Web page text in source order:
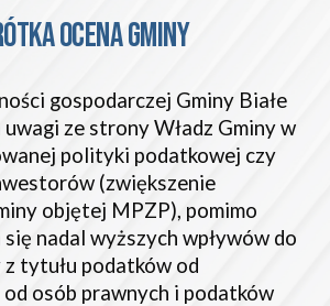
OCENA GMINY
gospodarczej Gminy Białe
uwagi ze strony Władz Gminy w
polityki podatkowej czy
(zwiększenie
objętej MPZP), pomimo
nadal wyższych wpływów do
tytułu podatków od
osób prawnych i podatków